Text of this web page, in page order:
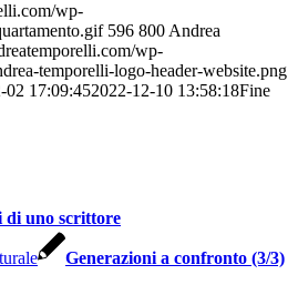
wp-
596 800 Andrea
wp-
temporelli-logo-header-website.png
02 17:09:452022-12-10 13:58:18Fine
di uno scrittore
Generazioni a confronto (3/3)